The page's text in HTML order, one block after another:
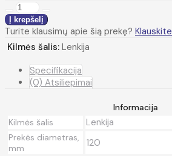
Turite klausimų apie šią prekę? Klauskite
Kilmės šalis: Lenkija
Specifikacija
(0) Atsiliepimai
Informacija
Kilmės šalis
Lenkija
Prekės diametras,
mm
120